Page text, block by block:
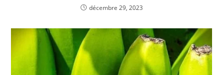
décembre 29, 2023